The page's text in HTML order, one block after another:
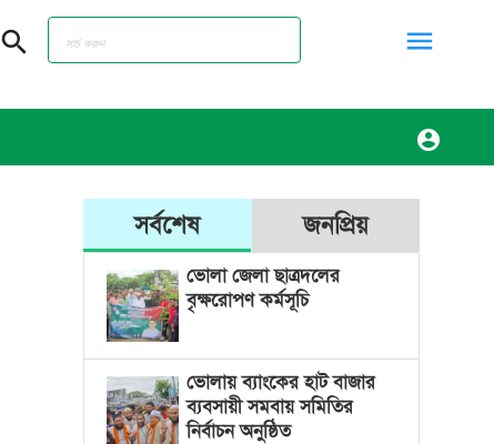
search menu
account_circle
সর্বশেষ জনপ্রিয়
ভোলা জেলা ছাত্রদলের
বৃক্ষরোপণ কর্মসূচি
ভোলায় ব্যাংকের হাট বাজার
ব্যবসায়ী সমবায় সমিতির
নির্বাচন অনুষ্ঠিত